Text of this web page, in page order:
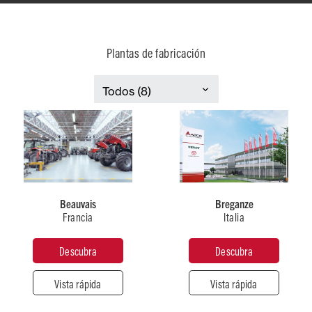
Plantas de fabricación
Beauvais
Francia
Descubra
Vista rápida
Francia
de
producción
Tractores
Breganze
Italia
Descubra
Vista rápida
Italia
de
producción
Cosechadoras